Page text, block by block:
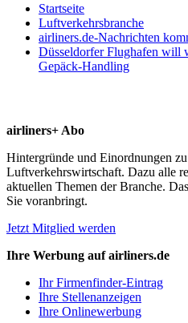
Startseite
Luftverkehrsbranche
airliners.de-Nachrichten
Düsseldorfer Flughafen will
Gepäck-Handling
airliners+ Abo
Hintergründe und Einordnungen
Luftverkehrswirtschaft. Dazu alle
aktuellen Themen der Branche.
Sie voranbringt.
Jetzt Mitglied werden
Ihre Werbung auf airliners.de
Ihr Firmenfinder-Eintrag
Ihre Stellenanzeigen
Ihre Onlinewerbung